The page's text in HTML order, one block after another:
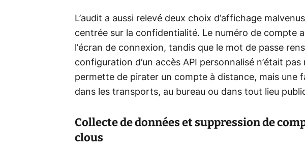
L’audit a aussi relevé deux choix d’affichage
centrée sur la confidentialité. Le numéro de compte
l’écran de connexion, tandis que le mot de passe
configuration d’un accès API personnalisé n’était
permette de pirater un compte à distance, mais une
dans les transports, au bureau ou dans tout lieu
Collecte de données et suppression de
clous